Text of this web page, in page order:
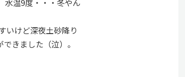
いけど深夜土砂降り
きました（泣）。